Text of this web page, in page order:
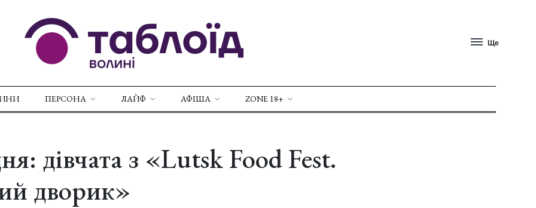
Ще
ПЕРСОНА ЛАЙФ АФІША ZONE 18+
дівчата з «Lutsk Food Fest.
дворик»